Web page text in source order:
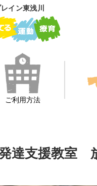
イン東浅川
ご利用方法
達支援教室